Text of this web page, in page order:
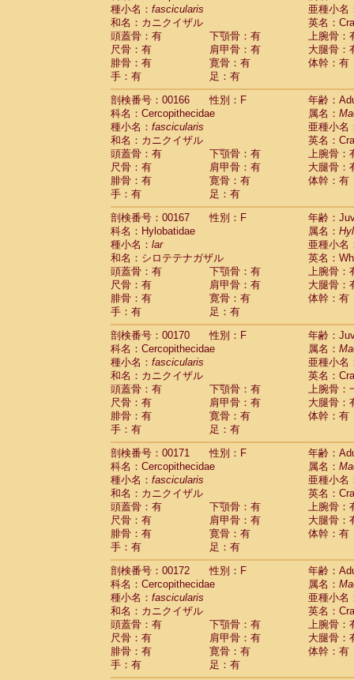
種小名： fascicularis
亜種小名
和名：カニクイザル
英名：
頭蓋骨：有
下顎骨：有
上腕骨：
尺骨：有
肩甲骨：有
大腿骨：
腓骨：有
寛骨：有
体幹：有
手：有
足：有
剖検番号：00166
性別：F
年齢：
科名：Cercopithecidae
属名：
種小名： fascicularis
亜種小名
和名：カニクイザル
英名：
頭蓋骨：有
下顎骨：有
上腕骨：
尺骨：有
肩甲骨：有
大腿骨：
腓骨：有
寛骨：有
体幹：有
手：有
足：有
剖検番号：00167
性別：F
年齢：
科名：Hylobatidae
属名：
種小名： lar
亜種小名
和名：シロテテナガザル
英名：
頭蓋骨：有
下顎骨：有
上腕骨：
尺骨：有
肩甲骨：有
大腿骨：
腓骨：有
寛骨：有
体幹：有
手：有
足：有
剖検番号：00170
性別：F
年齢：
科名：Cercopithecidae
属名：
種小名： fascicularis
亜種小名
和名：カニクイザル
英名：
頭蓋骨：有
下顎骨：有
上腕骨：
尺骨：有
肩甲骨：有
大腿骨：
腓骨：有
寛骨：有
体幹：有
手：有
足：有
剖検番号：00171
性別：F
年齢：
科名：Cercopithecidae
属名：
種小名： fascicularis
亜種小名
和名：カニクイザル
英名：
頭蓋骨：有
下顎骨：有
上腕骨：
尺骨：有
肩甲骨：有
大腿骨：
腓骨：有
寛骨：有
体幹：有
手：有
足：有
剖検番号：00172
性別：F
年齢：
科名：Cercopithecidae
属名：
種小名： fascicularis
亜種小名
和名：カニクイザル
英名：
頭蓋骨：有
下顎骨：有
上腕骨：
尺骨：有
肩甲骨：有
大腿骨：
腓骨：有
寛骨：有
体幹：有
手：有
足：有